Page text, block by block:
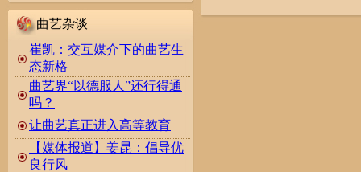
曲艺杂谈
崔凯：交互媒介下的曲艺生
态新格
曲艺界“以德服人”还行得通
吗？
让曲艺真正进入高等教育
【媒体报道】姜昆：倡导优
良行风